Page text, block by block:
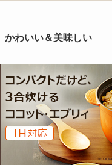
かわいい＆美味しい